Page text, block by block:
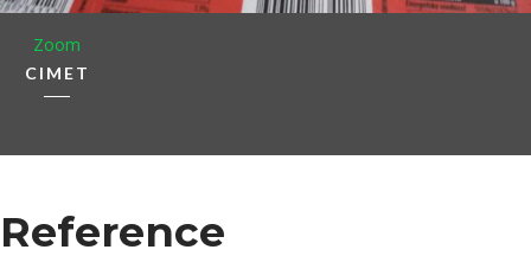
Zoom
CIMET
Reference